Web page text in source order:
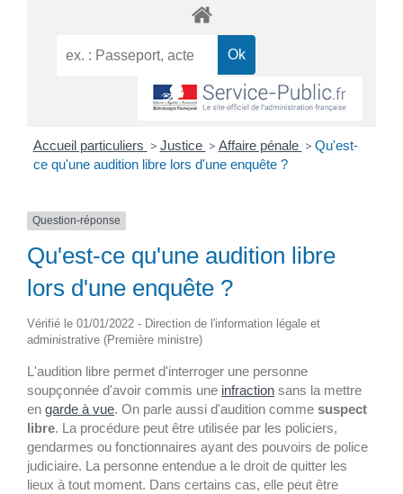
Accueil particuliers > Justice > Affaire pénale > Qu'est-
ce qu'une audition libre lors d'une enquête ?
Question-réponse
Qu'est-ce qu'une audition libre
lors d'une enquête ?
Vérifié le 01/01/2022 - Direction de l'information légale et
administrative (Première ministre)
L'audition libre permet d'interroger une personne
soupçonnée d'avoir commis une infraction sans la mettre
en garde à vue. On parle aussi d'audition comme suspect
libre. La procédure peut être utilisée par les policiers,
gendarmes ou fonctionnaires ayant des pouvoirs de police
judiciaire. La personne entendue a le droit de quitter les
lieux à tout moment. Dans certains cas, elle peut être